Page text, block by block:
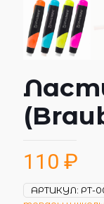
110 ₽
АРТИКУЛ: РТ-